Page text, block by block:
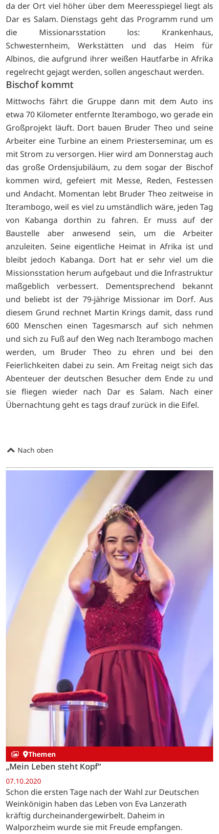
da der Ort viel höher über dem Meeresspiegel liegt als
Dar es Salam. Dienstags geht das Programm rund um
die Missionarsstation los: Krankenhaus,
Schwesternheim, Werkstätten und das Heim für
Albinos, die aufgrund ihrer weißen Hautfarbe in Afrika
regelrecht gejagt werden, sollen angeschaut werden.
Bischof kommt
Mittwochs fährt die Gruppe dann mit dem Auto ins
etwa 70 Kilometer entfernte Iterambogo, wo gerade ein
Großprojekt läuft. Dort bauen Bruder Theo und seine
Arbeiter eine Turbine an einem Priesterseminar, um es
mit Strom zu versorgen. Hier wird am Donnerstag auch
das große Ordensjubiläum, zu dem sogar der Bischof
kommen wird, gefeiert mit Messe, Reden, Festessen
und Andacht. Momentan lebt Bruder Theo zeitweise in
Iterambogo, weil es viel zu umständlich wäre, jeden Tag
von Kabanga dorthin zu fahren. Er muss auf der
Baustelle aber anwesend sein, um die Arbeiter
anzuleiten. Seine eigentliche Heimat in Afrika ist und
bleibt jedoch Kabanga. Dort hat er sehr viel um die
Missionsstation herum aufgebaut und die Infrastruktur
maßgeblich verbessert. Dementsprechend bekannt
und beliebt ist der 79-jährige Missionar im Dorf. Aus
diesem Grund rechnet Martin Krings damit, dass rund
600 Menschen einen Tagesmarsch auf sich nehmen
und sich zu Fuß auf den Weg nach Iterambogo machen
werden, um Bruder Theo zu ehren und bei den
Feierlichkeiten dabei zu sein. Am Freitag neigt sich das
Abenteuer der deutschen Besucher dem Ende zu und
sie fliegen wieder nach Dar es Salam. Nach einer
Übernachtung geht es tags drauf zurück in die Eifel.
Nach oben
Themen
„Mein Leben steht Kopf“
07.10.2020
Schon die ersten Tage nach der Wahl zur Deutschen
Weinkönigin haben das Leben von Eva Lanzerath
kräftig durcheinandergewirbelt. Daheim in
Walporzheim wurde sie mit Freude empfangen.